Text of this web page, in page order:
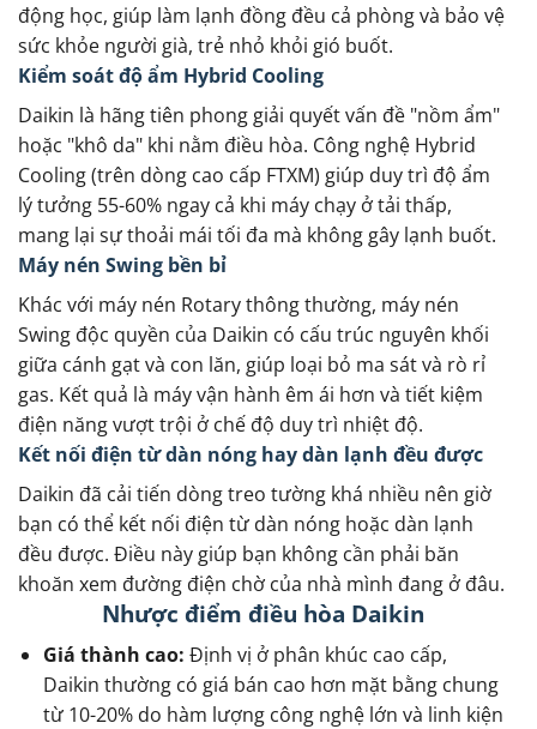
động học, giúp làm lạnh đồng đều cả phòng và bảo vệ
sức khỏe người già, trẻ nhỏ khỏi gió buốt.
Kiểm soát độ ẩm Hybrid Cooling
Daikin là hãng tiên phong giải quyết vấn đề "nồm ẩm"
hoặc "khô da" khi nằm điều hòa. Công nghệ Hybrid
Cooling (trên dòng cao cấp FTXM) giúp duy trì độ ẩm
lý tưởng 55-60% ngay cả khi máy chạy ở tải thấp,
mang lại sự thoải mái tối đa mà không gây lạnh buốt.
Máy nén Swing bền bỉ
Khác với máy nén Rotary thông thường, máy nén
Swing độc quyền của Daikin có cấu trúc nguyên khối
giữa cánh gạt và con lăn, giúp loại bỏ ma sát và rò rỉ
gas. Kết quả là máy vận hành êm ái hơn và tiết kiệm
điện năng vượt trội ở chế độ duy trì nhiệt độ.
Kết nối điện từ dàn nóng hay dàn lạnh đều được
Daikin đã cải tiến dòng treo tường khá nhiều nên giờ
bạn có thể kết nối điện từ dàn nóng hoặc dàn lạnh
đều được. Điều này giúp bạn không cần phải băn
khoăn xem đường điện chờ của nhà mình đang ở đâu.
Nhược điểm điều hòa Daikin
Giá thành cao: Định vị ở phân khúc cao cấp,
Daikin thường có giá bán cao hơn mặt bằng chung
từ 10-20% do hàm lượng công nghệ lớn và linh kiện